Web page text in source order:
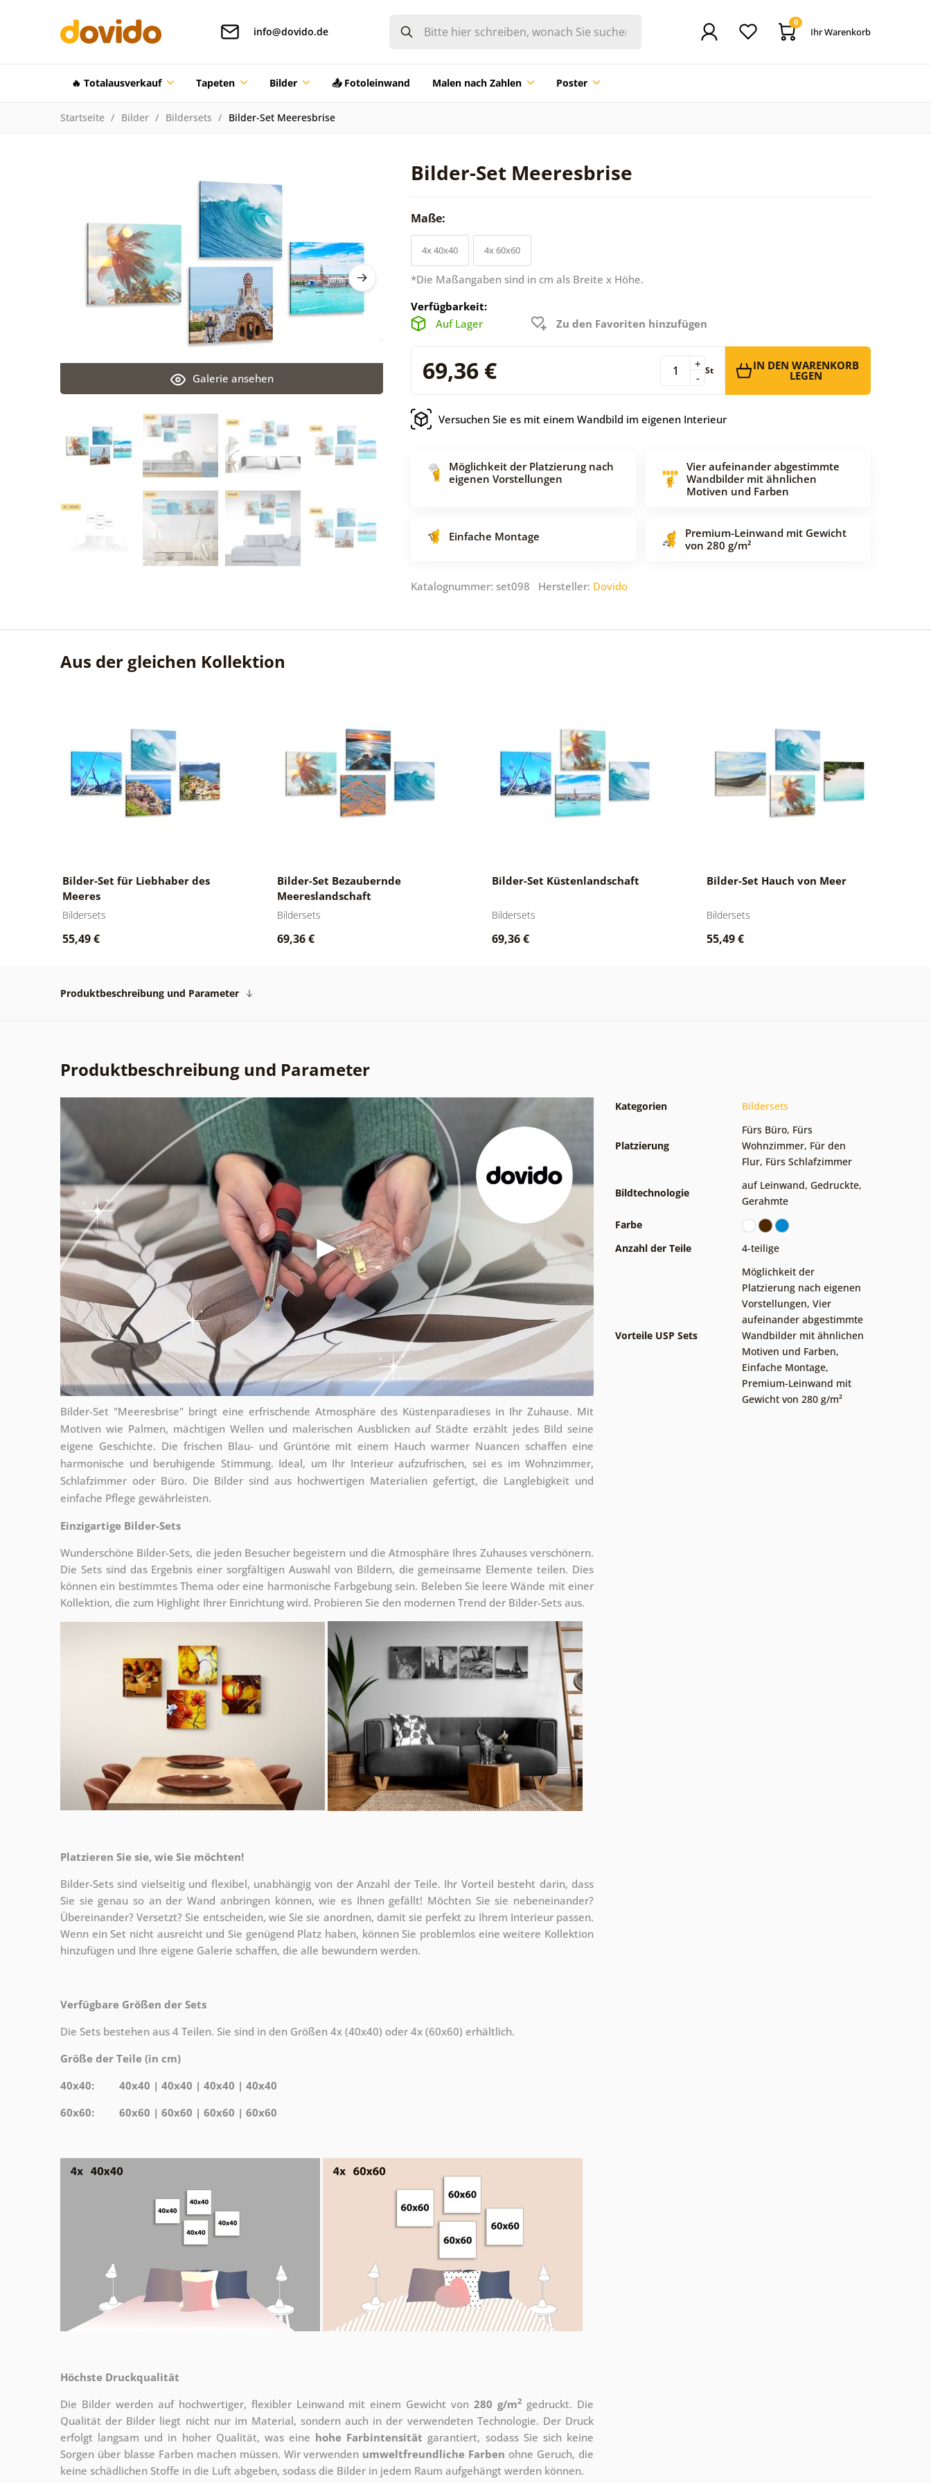
info@dovido.de
0
Ihr Warenkorb
🔥 Totalausverkauf Tapeten Bilder 📤 Fotoleinwand Malen nach Zahlen Poster
Startseite Bilder Bildersets Bilder-Set Meeresbrise
Bilder-Set Meeresbrise
Galerie ansehen
Maße:
4x 40x40 4x 60x60
*Die Maßangaben sind in cm als Breite x Höhe.
Verfügbarkeit:
Auf Lager
Zu den Favoriten hinzufügen
69,36 € -
+ St IN DEN WARENKORB
LEGEN
Versuchen Sie es mit einem Wandbild im eigenen Interieur
Möglichkeit der Platzierung nach
eigenen Vorstellungen
Vier aufeinander abgestimmte
Wandbilder mit ähnlichen
Motiven und Farben
Einfache Montage
Premium-Leinwand mit Gewicht
von 280 g/m²
Katalognummer: set098 Hersteller: Dovido
Aus der gleichen Kollektion
Bilder-Set für Liebhaber des
Meeres
Bildersets
55,49 €
Bilder-Set Bezaubernde
Meereslandschaft
Bildersets
69,36 €
Bilder-Set Küstenlandschaft
Bildersets
69,36 €
Bilder-Set Hauch von Meer
Bildersets
55,49 €
Produktbeschreibung und Parameter
Produktbeschreibung und Parameter
Bilder-Set "Meeresbrise" bringt eine erfrischende Atmosphäre des Küstenparadieses in Ihr Zuhause. Mit
Motiven wie Palmen, mächtigen Wellen und malerischen Ausblicken auf Städte erzählt jedes Bild seine
eigene Geschichte. Die frischen Blau- und Grüntöne mit einem Hauch warmer Nuancen schaffen eine
harmonische und beruhigende Stimmung. Ideal, um Ihr Interieur aufzufrischen, sei es im Wohnzimmer,
Schlafzimmer oder Büro. Die Bilder sind aus hochwertigen Materialien gefertigt, die Langlebigkeit und
einfache Pflege gewährleisten.
Einzigartige Bilder-Sets
Wunderschöne Bilder-Sets, die jeden Besucher begeistern und die Atmosphäre Ihres Zuhauses verschönern.
Die Sets sind das Ergebnis einer sorgfältigen Auswahl von Bildern, die gemeinsame Elemente teilen. Dies
können ein bestimmtes Thema oder eine harmonische Farbgebung sein. Beleben Sie leere Wände mit einer
Kollektion, die zum Highlight Ihrer Einrichtung wird. Probieren Sie den modernen Trend der Bilder-Sets aus.
Platzieren Sie sie, wie Sie möchten!
Bilder-Sets sind vielseitig und flexibel, unabhängig von der Anzahl der Teile. Ihr Vorteil besteht darin, dass
Sie sie genau so an der Wand anbringen können, wie es Ihnen gefällt! Möchten Sie sie nebeneinander?
Übereinander? Versetzt? Sie entscheiden, wie Sie sie anordnen, damit sie perfekt zu Ihrem Interieur passen.
Wenn ein Set nicht ausreicht und Sie genügend Platz haben, können Sie problemlos eine weitere Kollektion
hinzufügen und Ihre eigene Galerie schaffen, die alle bewundern werden.
Verfügbare Größen der Sets
Die Sets bestehen aus 4 Teilen. Sie sind in den Größen 4x (40x40) oder 4x (60x60) erhältlich.
Größe der Teile (in cm)
40x40: 40x40 | 40x40 | 40x40 | 40x40
60x60: 60x60 | 60x60 | 60x60 | 60x60
Höchste Druckqualität
Die Bilder werden auf hochwertiger, flexibler Leinwand mit einem Gewicht von280 g/m2 gedruckt. Die
Qualität der Bilder liegt nicht nur im Material, sondern auch in der verwendeten Technologie. Der Druck
erfolgt langsam und in hoher Qualität, was eine hohe Farbintensität garantiert, sodass Sie sich keine
Sorgen über blasse Farben machen müssen. Wir verwenden umweltfreundliche Farben ohne Geruch, die
keine schädlichen Stoffe in die Luft abgeben, sodass die Bilder in jedem Raum aufgehängt werden können.
Kategorien Bildersets
Platzierung
Fürs Büro, Fürs
Wohnzimmer, Für den
Flur, Fürs Schlafzimmer
Bildtechnologie
auf Leinwand, Gedruckte,
Gerahmte
Farbe
Anzahl der Teile
4-teilige
Vorteile USP Sets
Möglichkeit der
Platzierung nach eigenen
Vorstellungen, Vier
aufeinander abgestimmte
Wandbilder mit ähnlichen
Motiven und Farben,
Einfache Montage,
Premium-Leinwand mit
Gewicht von 280 g/m²